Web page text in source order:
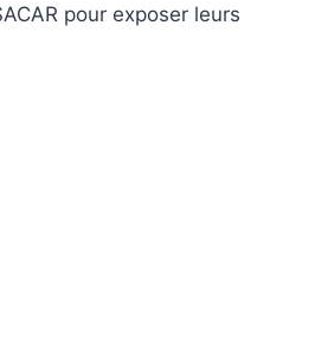
pour exposer leurs